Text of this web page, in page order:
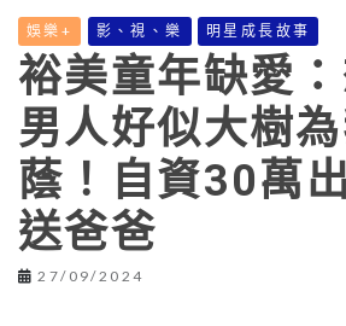
娛樂+ 影、視、樂 明星成長故事
裕美童年缺愛
男人好似大樹
蔭！自資30萬
送爸爸
27/09/2024